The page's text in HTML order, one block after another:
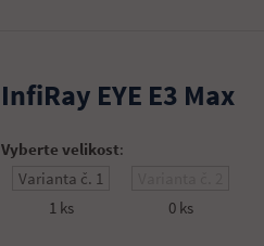
InfiRay EYE E3 Max
Vyberte velikost:
Varianta č. 1
1 ks
0 ks